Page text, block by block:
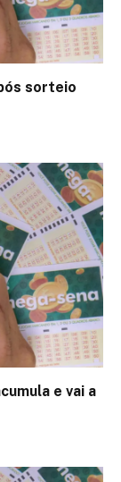
sorteio
e vai a